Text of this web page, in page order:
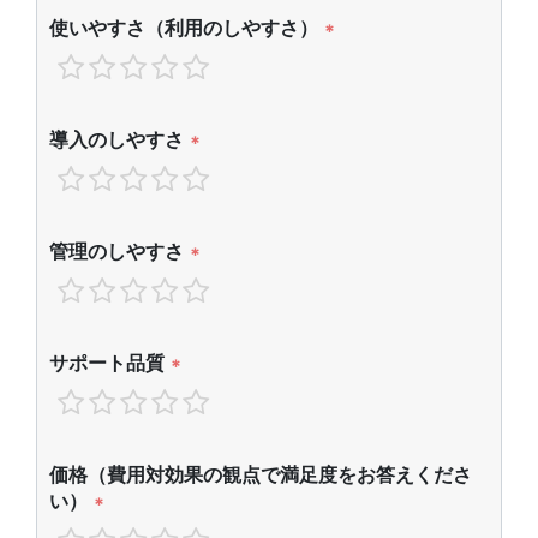
使いやすさ（利用のしやすさ） *
導入のしやすさ *
管理のしやすさ *
サポート品質 *
価格（費用対効果の観点で満足度をお答えくださ
い）
*